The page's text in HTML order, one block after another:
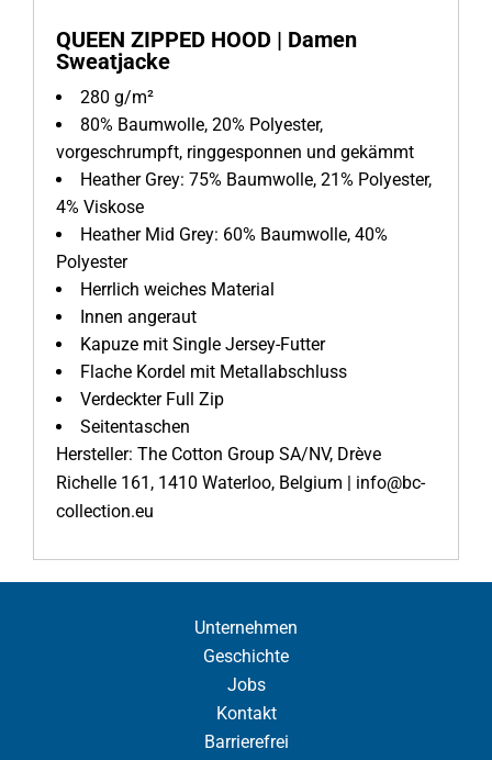
QUEEN ZIPPED HOOD | Damen
Sweatjacke
280 g/m²
80% Baumwolle, 20% Polyester,
vorgeschrumpft, ringgesponnen und gekämmt
Heather Grey: 75% Baumwolle, 21% Polyester,
4% Viskose
Heather Mid Grey: 60% Baumwolle, 40%
Polyester
Herrlich weiches Material
Innen angeraut
Kapuze mit Single Jersey-Futter
Flache Kordel mit Metallabschluss
Verdeckter Full Zip
Seitentaschen
Hersteller: The Cotton Group SA/NV, Drève
Richelle 161, 1410 Waterloo, Belgium | info@bc-
collection.eu
Unternehmen
Geschichte
Jobs
Kontakt
Barrierefrei